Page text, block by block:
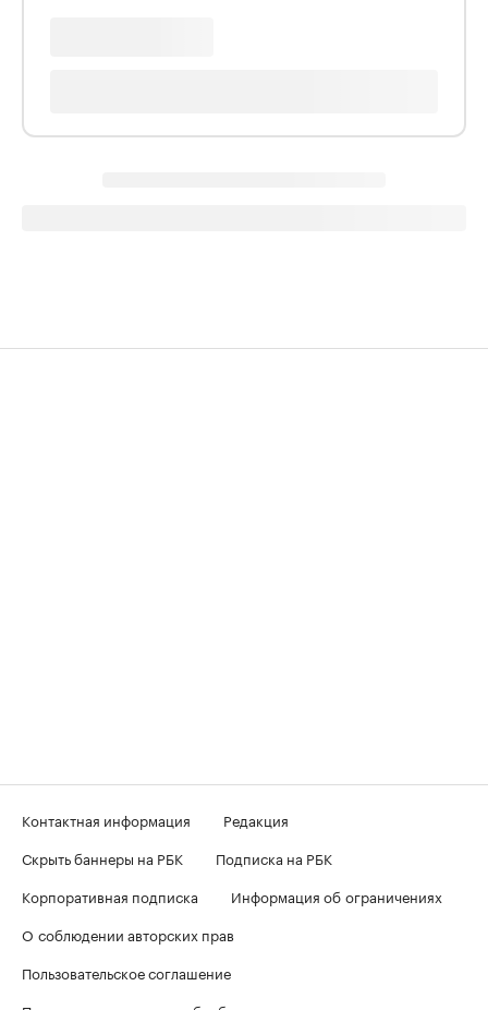
Контактная информация
Редакция
Скрыть баннеры на РБК
Подписка на РБК
Корпоративная подписка
Информация об ограничениях
О соблюдении авторских прав
Пользовательское соглашение